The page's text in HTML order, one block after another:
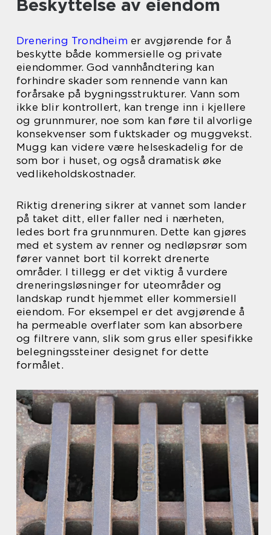
Beskyttelse av eiendom
Drenering Trondheim er avgjørende for å
beskytte både kommersielle og private
eiendommer. God vannhåndtering kan
forhindre skader som rennende vann kan
forårsake på bygningsstrukturer. Vann som
ikke blir kontrollert, kan trenge inn i kjellere
og grunnmurer, noe som kan føre til alvorlige
konsekvenser som fuktskader og muggvekst.
Mugg kan videre være helseskadelig for de
som bor i huset, og også dramatisk øke
vedlikeholdskostnader.
Riktig drenering sikrer at vannet som lander
på taket ditt, eller faller ned i nærheten,
ledes bort fra grunnmuren. Dette kan gjøres
med et system av renner og nedløpsrør som
fører vannet bort til korrekt drenerte
områder. I tillegg er det viktig å vurdere
dreneringsløsninger for uteområder og
landskap rundt hjemmet eller kommersiell
eiendom. For eksempel er det avgjørende å
ha permeable overflater som kan absorbere
og filtrere vann, slik som grus eller spesifikke
belegningssteiner designet for dette
formålet.